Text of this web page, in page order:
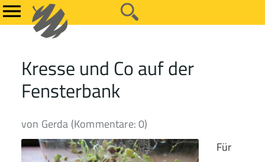
Kresse und Co auf der
Fensterbank
von Gerda (Kommentare: 0)
Für